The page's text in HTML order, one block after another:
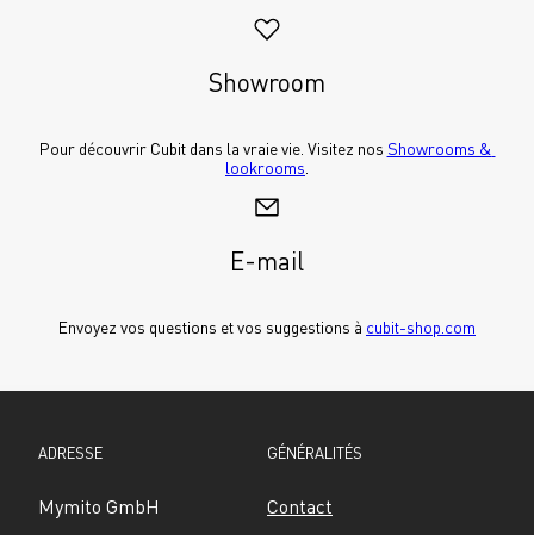
Showroom
Pour découvrir Cubit dans la vraie vie. Visitez nos Showrooms &
lookrooms
E-mail
Envoyez vos questions et vos suggestions à cubit-shop.com
ADRESSE
Mymito GmbH
GÉNÉRALITÉS
Contact